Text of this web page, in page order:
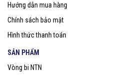
Hướng dẫn mua hàng
Chính sách bảo mật
Hình thức thanh toán
SẢN PHẨM
Vòng bi NTN